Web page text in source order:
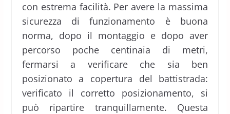
con estrema facilità. Per avere la massima
sicurezza di funzionamento è buona
norma, dopo il montaggio e dopo aver
percorso poche centinaia di metri,
fermarsi a verificare che sia ben
posizionato a copertura del battistrada:
verificato il corretto posizionamento, si
può ripartire tranquillamente. Questa